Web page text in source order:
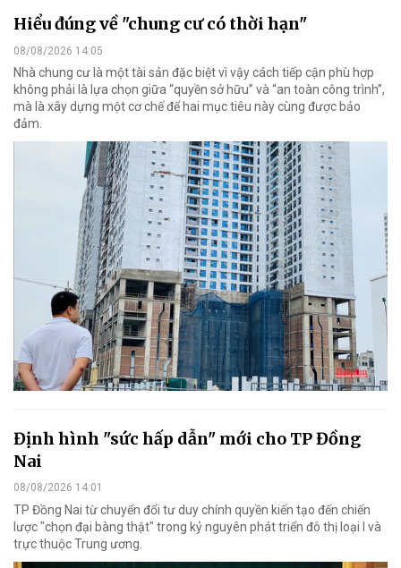
Hiểu đúng về "chung cư có thời hạn"
08/08/2026 14:05
Nhà chung cư là một tài sản đặc biệt vì vậy cách tiếp cận phù hợp
không phải là lựa chọn giữa “quyền sở hữu” và “an toàn công trình”,
mà là xây dựng một cơ chế để hai mục tiêu này cùng được bảo
đảm.
Định hình "sức hấp dẫn" mới cho TP Đồng
Nai
08/08/2026 14:01
TP Đồng Nai từ chuyển đổi tư duy chính quyền kiến tạo đến chiến
lược "chọn đại bàng thật" trong kỷ nguyên phát triển đô thị loại I và
trực thuộc Trung ương.